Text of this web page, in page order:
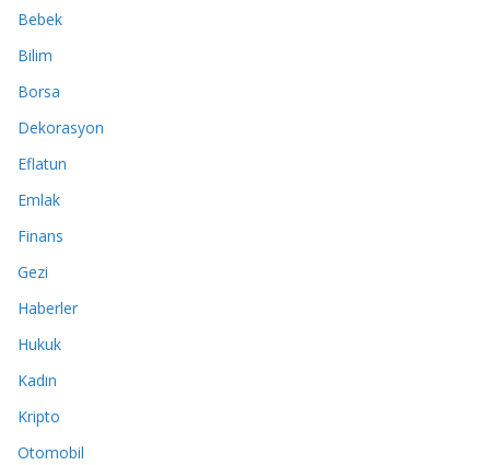
Bebek
Bilim
Borsa
Dekorasyon
Eflatun
Emlak
Finans
Gezi
Haberler
Hukuk
Kadın
Kripto
Otomobil